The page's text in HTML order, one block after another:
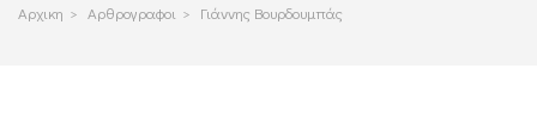
Αρχικη > Αρθρογραφοι > Γιάννης Βουρδουμπάς